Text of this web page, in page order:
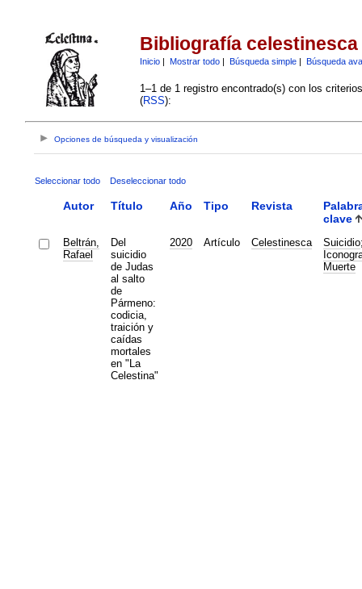
Bibliografía celestinesca
Inicio| Mostrar todo| Búsqueda simple| Búsqueda
1–1 de 1 registro encontrado(s) con los
(RSS):
Opciones de búsqueda y visualización
Seleccionar todo Deseleccionar todo
Autor Título Año Tipo Revista
clave
Beltrán,
Rafael
Del
suicidio
de Judas
al salto
de
Pármeno:
codicia,
traición y
caídas
mortales
en "La
Celestina"
2020 Artículo Celestinesca Suicidio
Muerte